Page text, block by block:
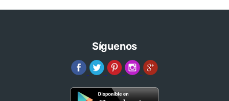
Síguenos